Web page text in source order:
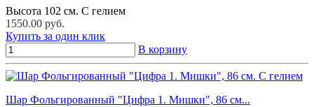
Высота 102 см. С гелием
1550.00 руб.
Купить за один клик
В корзину
Шар Фольгированный "Цифра 1. Мишки", 86 см...